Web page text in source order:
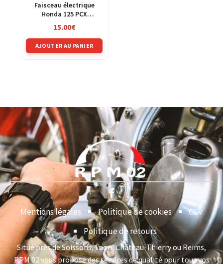
Faisceau électrique
Honda 125 PCX
MLHJF28A
15.00€
AJOUTER AU PANIER
Mentions légales Politique de cookies
CGV
Politique de retours
Situé près de Soissons, Laon, Château-Thierry ou Reims,
RPM 02 vous propose des services de qualité pour tous vos